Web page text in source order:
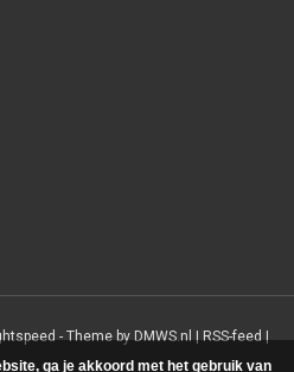
- Theme by DMWS.nl | RSS-feed |
ga je akkoord met het gebruik van